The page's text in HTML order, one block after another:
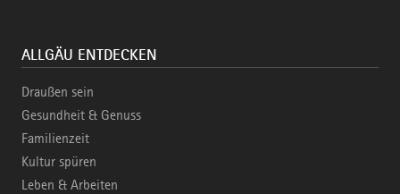
ALLGÄU ENTDECKEN
Draußen sein
Gesundheit & Genuss
Familienzeit
Kultur spüren
Leben & Arbeiten